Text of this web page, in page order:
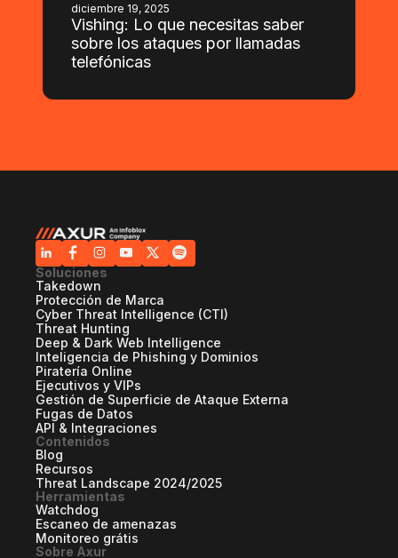
diciembre 19, 2025
Vishing: Lo que necesitas saber
sobre los ataques por llamadas
telefónicas
Soluciones
Takedown
Protección de Marca
Cyber Threat Intelligence (CTI)
Threat Hunting
Deep & Dark Web Intelligence
Inteligencia de Phishing y Dominios
Piratería Online
Ejecutivos y VIPs
Gestión de Superficie de Ataque Externa
Fugas de Datos
API & Integraciones
Contenidos
Blog
Recursos
Threat Landscape 2024/2025
Herramientas
Watchdog
Escaneo de amenazas
Monitoreo grátis
Sobre Axur